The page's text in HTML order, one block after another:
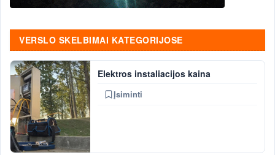
VERSLO SKELBIMAI KATEGORIJOSE
Elektros instaliacijos kaina
Įsiminti